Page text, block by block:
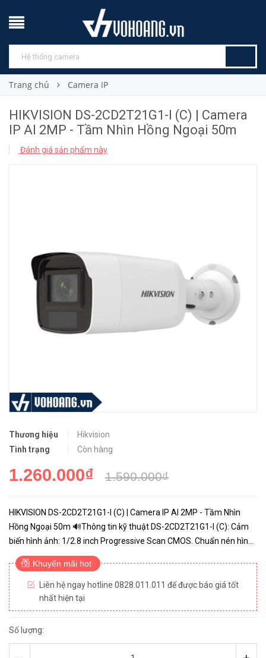
Trang chủ Camera IP
HIKVISION DS-2CD2T21G1-I (C) | Camera
IP AI 2MP - Tầm Nhìn Hồng Ngoại 50m
Đánh giá sản phẩm này
Thương hiệu
Hikvision
Tình trạng
Còn hàng
1.260.000₫ 1.590.000₫
HIKVISION DS-2CD2T21G1-I (C) | Camera IP AI 2MP - Tầm Nhìn
Hồng Ngoại 50m 🔊Thông tin kỹ thuật DS-2CD2T21G1-I (C): Cảm
biến hình ảnh: 1/2.8 inch Progressive Scan CMOS. Chuẩn nén hình
ảnh: H.265+, H.265, H.264+, H.264. Độ phân giải tối đa: 19...
Khuyến mãi hot
Liên hệ ngay hotline 0828.011.011 để được báo giá tốt
nhất hiện tại
Số lượng: